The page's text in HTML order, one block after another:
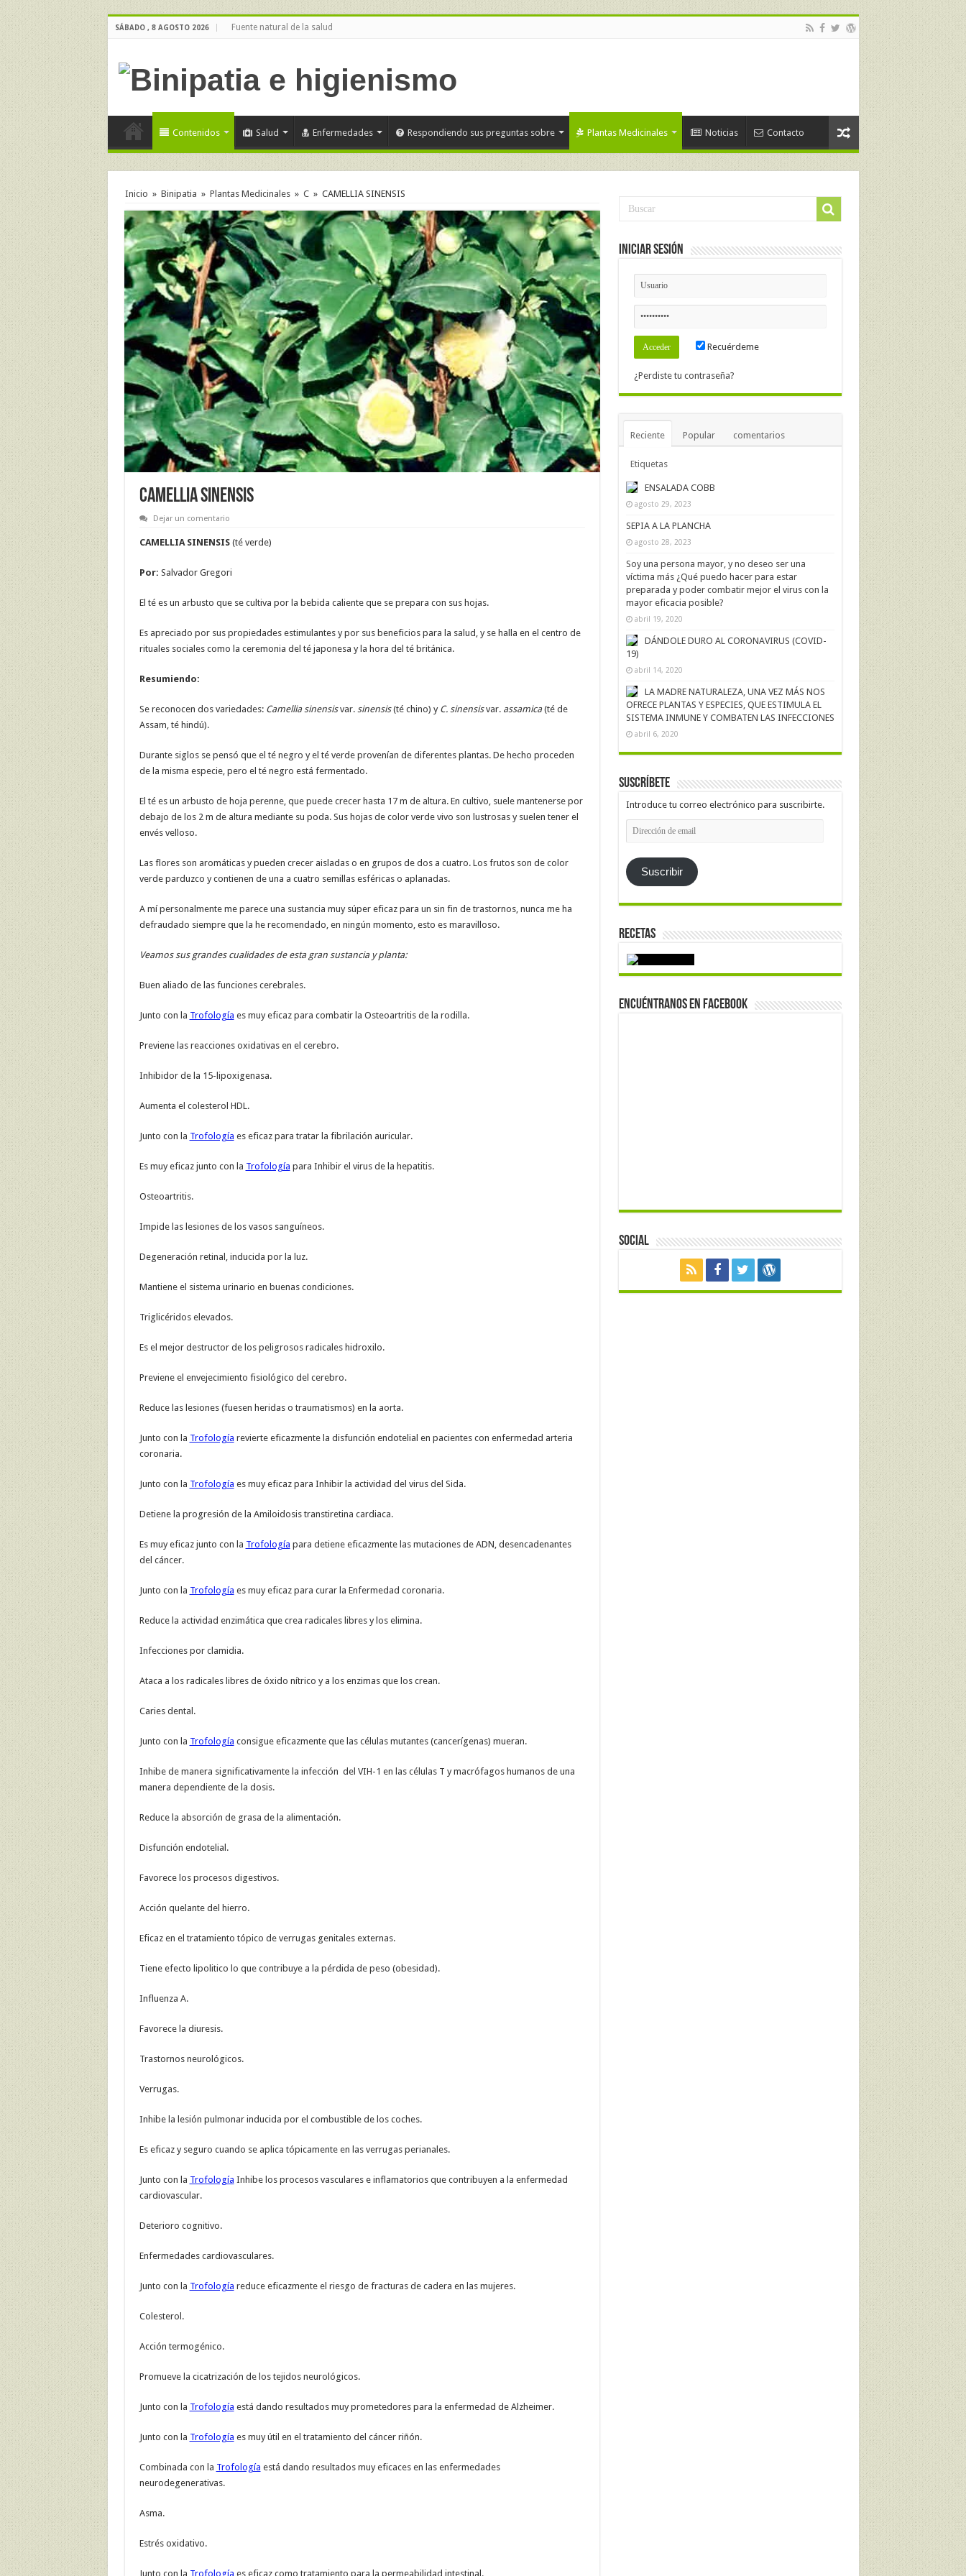
SÁBADO , 8 AGOSTO 2026 Fuente natural de la salud
Contenidos Salud Enfermedades Respondiendo sus preguntas sobre Plantas Medicinales Noticias Contacto
Inicio » Binipatia » Plantas Medicinales » C » CAMELLIA SINENSIS
CAMELLIA SINENSIS
Dejar un comentario
CAMELLIA SINENSIS(té verde)
Por: Salvador Gregori
El té es un arbusto que se cultiva por la bebida caliente que se prepara con sus hojas.
Es apreciado por sus propiedades estimulantes y por sus beneficios para la salud, y se halla en el centro de
rituales sociales como la ceremonia del té japonesa y la hora del té británica.
Resumiendo:
Se reconocen dos variedades: Camellia sinensisvar. sinensis(té chino) y C. sinensisvar. assamica(té de
Assam, té hindú).
Durante siglos se pensó que el té negro y el té verde provenían de diferentes plantas. De hecho proceden
de la misma especie, pero el té negro está fermentado.
El té es un arbusto de hoja perenne, que puede crecer hasta 17 m de altura. En cultivo, suele mantenerse por
debajo de los 2 m de altura mediante su poda. Sus hojas de color verde vivo son lustrosas y suelen tener el
envés velloso.
Las flores son aromáticas y pueden crecer aisladas o en grupos de dos a cuatro. Los frutos son de color
verde parduzco y contienen de una a cuatro semillas esféricas o aplanadas.
A mí personalmente me parece una sustancia muy súper eficaz para un sin fin de trastornos, nunca me ha
defraudado siempre que la he recomendado, en ningún momento, esto es maravilloso.
Veamos sus grandes cualidades de esta gran sustancia y planta:
Buen aliado de las funciones cerebrales.
Junto con la Trofología es muy eficaz para combatir la Osteoartritis de la rodilla.
Previene las reacciones oxidativas en el cerebro.
Inhibidor de la 15-lipoxigenasa.
Aumenta el colesterol HDL.
Junto con la Trofología es eficaz para tratar la fibrilación auricular.
Es muy eficaz junto con la Trofología para Inhibir el virus de la hepatitis.
Osteoartritis.
Impide las lesiones de los vasos sanguíneos.
Degeneración retinal, inducida por la luz.
Mantiene el sistema urinario en buenas condiciones.
Triglicéridos elevados.
Es el mejor destructor de los peligrosos radicales hidroxilo.
Previene el envejecimiento fisiológico del cerebro.
Reduce las lesiones (fuesen heridas o traumatismos) en la aorta.
Junto con la Trofología revierte eficazmente la disfunción endotelial en pacientes con enfermedad arteria
coronaria.
Junto con la Trofología es muy eficaz para Inhibir la actividad del virus del Sida.
Detiene la progresión de la Amiloidosis transtiretina cardiaca.
Es muy eficaz junto con la Trofología para detiene eficazmente las mutaciones de ADN, desencadenantes
del cáncer.
Junto con la Trofología es muy eficaz para curar la Enfermedad coronaria.
Reduce la actividad enzimática que crea radicales libres y los elimina.
Infecciones por clamidia.
Ataca a los radicales libres de óxido nítrico y a los enzimas que los crean.
Caries dental.
Junto con la Trofología consigue eficazmente que las células mutantes (cancerígenas) mueran.
Inhibe de manera significativamente la infección del VIH-1 en las células T y macrófagos humanos de una
manera dependiente de la dosis.
Reduce la absorción de grasa de la alimentación.
Disfunción endotelial.
Favorece los procesos digestivos.
Acción quelante del hierro.
Eficaz en el tratamiento tópico de verrugas genitales externas.
Tiene efecto lipolitico lo que contribuye a la pérdida de peso (obesidad).
Influenza A.
Favorece la diuresis.
Trastornos neurológicos.
Verrugas.
Inhibe la lesión pulmonar inducida por el combustible de los coches.
Es eficaz y seguro cuando se aplica tópicamente en las verrugas perianales.
Junto con la Trofología Inhibe los procesos vasculares e inflamatorios que contribuyen a la enfermedad
cardiovascular.
Deterioro cognitivo.
Enfermedades cardiovasculares.
Junto con la Trofología reduce eficazmente el riesgo de fracturas de cadera en las mujeres.
Colesterol.
Acción termogénico.
Promueve la cicatrización de los tejidos neurológicos.
Junto con la Trofología está dando resultados muy prometedores para la enfermedad de Alzheimer.
Junto con la Trofología es muy útil en el tratamiento del cáncer riñón.
Combinada con la Trofología está dando resultados muy eficaces en las enfermedades
neurodegenerativas.
Asma.
Estrés oxidativo.
Junto con la Trofología es eficaz como tratamiento para la permeabilidad intestinal.
Iniciar Sesión
Recuérdeme
¿Perdiste tu contraseña?
Reciente Popular comentarios
Etiquetas
ENSALADA COBB
agosto 29, 2023
SEPIA A LA PLANCHA
agosto 28, 2023
Soy una persona mayor, y no deseo ser una
víctima más ¿Qué puedo hacer para estar
preparada y poder combatir mejor el virus con la
mayor eficacia posible?
abril 19, 2020
DÁNDOLE DURO AL CORONAVIRUS (COVID-
19)
abril 14, 2020
LA MADRE NATURALEZA, UNA VEZ MÁS NOS
OFRECE PLANTAS Y ESPECIES, QUE ESTIMULA EL
SISTEMA INMUNE Y COMBATEN LAS INFECCIONES
abril 6, 2020
Suscríbete
Introduce tu correo electrónico para suscribirte.
Dirección
de
Suscribir
Recetas
Encuéntranos en Facebook
Social